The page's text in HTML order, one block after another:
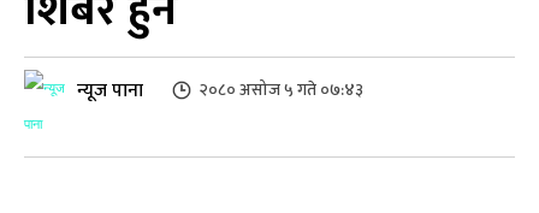
न्यूज पाना २०८० असोज ५ गते ०७:४३